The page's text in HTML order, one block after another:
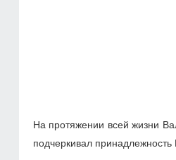
На протяжении всей жизни
подчеркивал